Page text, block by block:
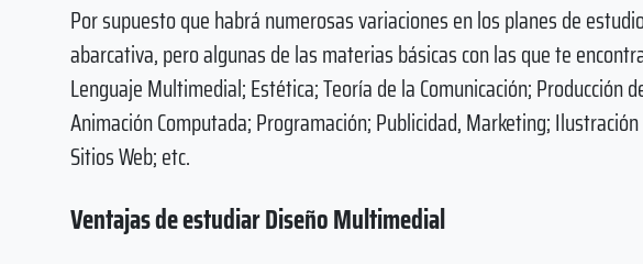
Por supuesto que habrá numerosas variaciones en los planes de
abarcativa, pero algunas de las materias básicas con las que te
Lenguaje Multimedial; Estética; Teoría de la Comunicación; Producción
Animación Computada; Programación; Publicidad, Marketing;
Sitios Web; etc.
Ventajas de estudiar Diseño Multimedial